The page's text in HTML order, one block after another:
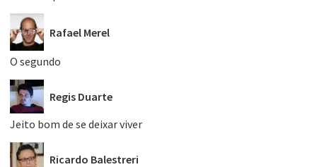
Rafael Merel
O segundo
Regis Duarte
Jeito bom de se deixar viver
Ricardo Balestreri